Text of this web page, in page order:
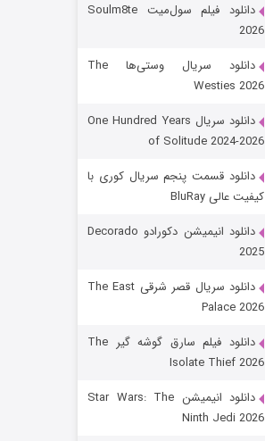
قسمت
رویایی برای تو
قسمت
دانلود فیلم سول‌میت Soulm8te
2026
دانلود سریال وستی‌ها The
Westies 2026
دانلود سریال One Hundred Years
of Solitude 2024-2026
دانلود قسمت پنجم سریال کوری با
کیفیت عالی BluRay
دانلود انیمیشن دکورادو Decorado
2025
دانلود سریال قصر شرقی The East
Palace 2026
دانلود فیلم سارق گوشه گیر The
Isolate Thief 2026
دانلود انیمیشن Star Wars: The
Ninth Jedi 2026